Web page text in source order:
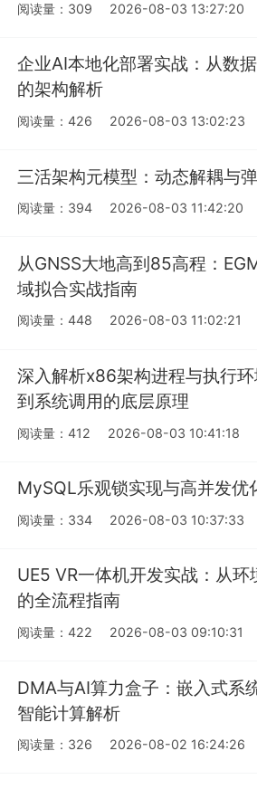
阅读量：309 2026-08-03 13:27:20
企业AI本地化部署实战：从数
的架构解析
阅读量：426 2026-08-03 13:02:23
三活架构元模型：动态解耦与
阅读量：394 2026-08-03 11:42:20
从GNSS大地高到85高程：
域拟合实战指南
阅读量：448 2026-08-03 11:02:21
深入解析x86架构进程与执行
到系统调用的底层原理
阅读量：412 2026-08-03 10:41:18
MySQL乐观锁实现与高并发优
阅读量：334 2026-08-03 10:37:33
UE5 VR一体机开发实战：从
的全流程指南
阅读量：422 2026-08-03 09:10:31
DMA与AI算力盒子：嵌入式系
智能计算解析
阅读量：326 2026-08-02 16:24:26